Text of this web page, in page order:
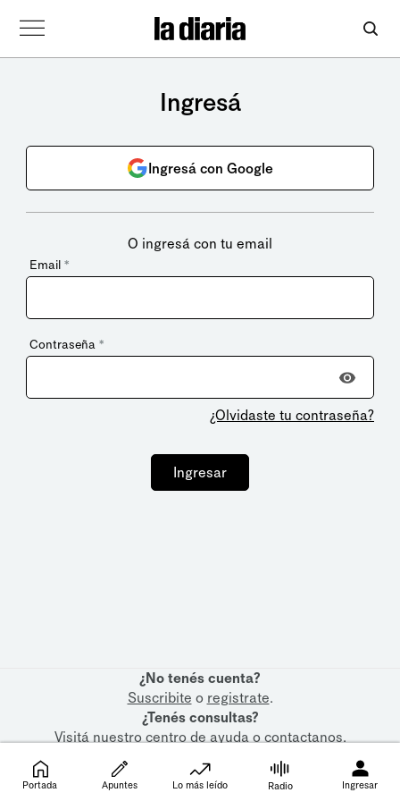
Ingresá
Ingresá con Google
O ingresá con tu email
Email *
Contraseña *
¿Olvidaste tu contraseña?
Ingresar
¿No tenés cuenta?
Suscribite o registrate.
¿Tenés consultas?
Visitá nuestrocentro de ayudaocontactanos.
Portada Apuntes Lo más leído Radio Ingresar